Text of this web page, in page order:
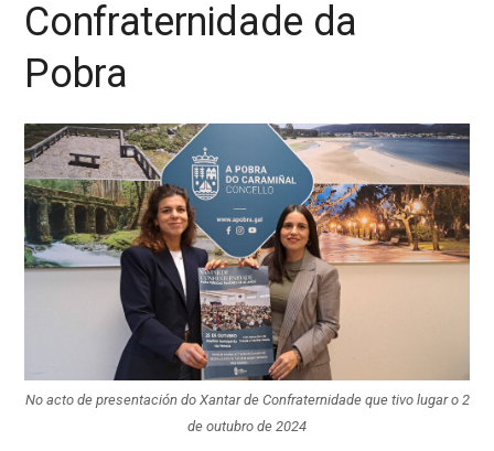
Confraternidade da
Pobra
No acto de presentación do Xantar de Confraternidade que tivo lugar o 2
de outubro de 2024